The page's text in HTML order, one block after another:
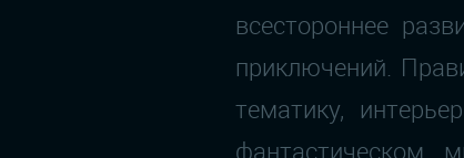
всестороннее
приключений.
тематику,
фантастическом